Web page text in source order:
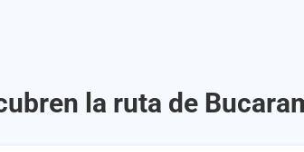
la ruta de